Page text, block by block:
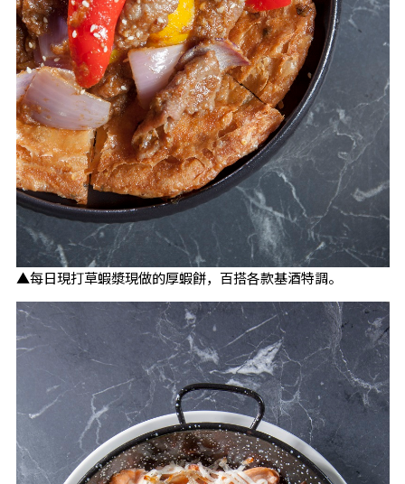
▲每日現打草蝦漿現做的厚蝦餅，百搭各款基酒特調。